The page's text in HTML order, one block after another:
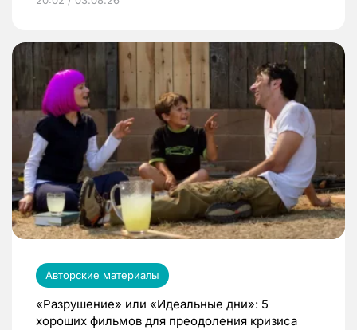
Авторские материалы
«Разрушение» или «Идеальные дни»: 5
хороших фильмов для преодоления кризиса